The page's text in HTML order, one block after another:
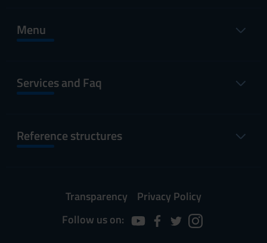
Menu
Services and Faq
Reference structures
Transparency
Privacy Policy
Follow us on: